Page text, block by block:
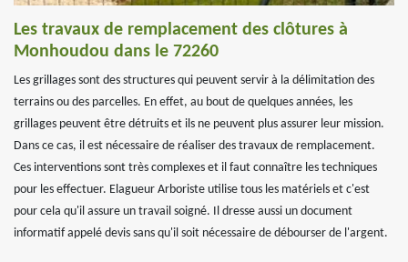
Les travaux de remplacement des clôtures à
Monhoudou dans le 72260
Les grillages sont des structures qui peuvent servir à la délimitation des
terrains ou des parcelles. En effet, au bout de quelques années, les
grillages peuvent être détruits et ils ne peuvent plus assurer leur mission.
Dans ce cas, il est nécessaire de réaliser des travaux de remplacement.
Ces interventions sont très complexes et il faut connaître les techniques
pour les effectuer. Elagueur Arboriste utilise tous les matériels et c'est
pour cela qu'il assure un travail soigné. Il dresse aussi un document
informatif appelé devis sans qu'il soit nécessaire de débourser de l'argent.